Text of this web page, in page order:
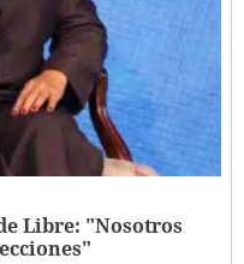
Libre: "Nosotros